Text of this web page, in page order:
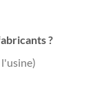
?